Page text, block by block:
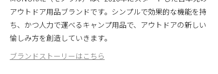
アウトドア用品ブランドです。シンプルで効果的な機能を持
ち、かつ人力で運べるキャンプ用品で、アウトドアの新しい
愉しみ方を創造していきます。
ブランドストーリーはこちら